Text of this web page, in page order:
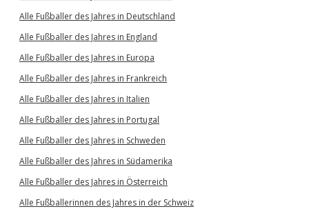
Alle Fußballer des Jahres in Deutschland
Alle Fußballer des Jahres in England
Alle Fußballer des Jahres in Europa
Alle Fußballer des Jahres in Frankreich
Alle Fußballer des Jahres in Italien
Alle Fußballer des Jahres in Portugal
Alle Fußballer des Jahres in Schweden
Alle Fußballer des Jahres in Südamerika
Alle Fußballer des Jahres in Österreich
Alle Fußballerinnen des Jahres in der Schweiz